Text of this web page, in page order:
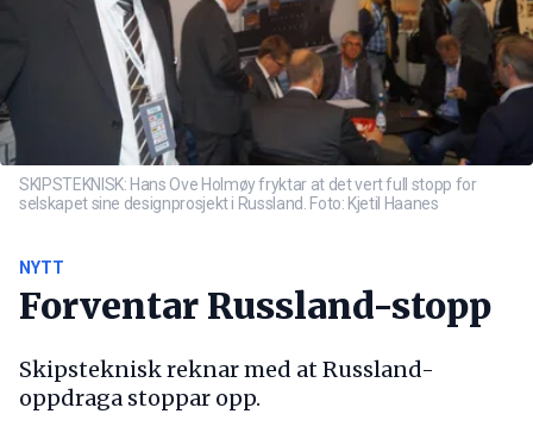
SKIPSTEKNISK: Hans Ove Holmøy fryktar at det vert full stopp for
selskapet sine designprosjekt i Russland. Foto: Kjetil Haanes
NYTT
Forventar Russland-stopp
Skipsteknisk reknar med at Russland-
oppdraga stoppar opp.